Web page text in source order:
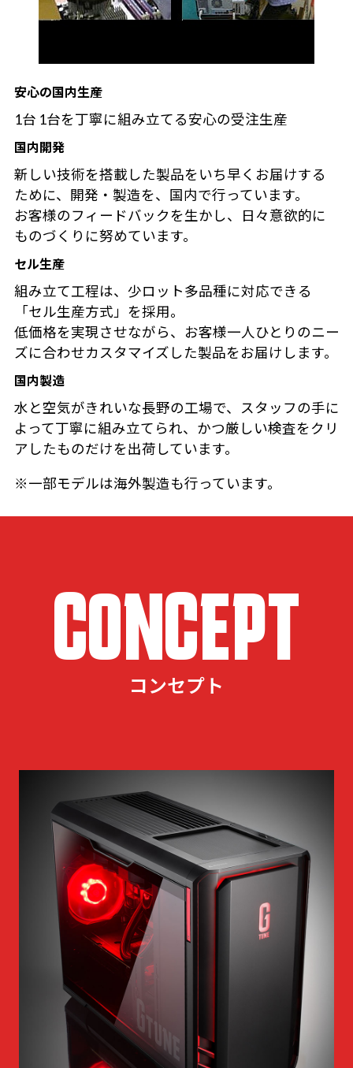
安心の国内生産
1台 1台を丁寧に組み立てる安心の受注生産
国内開発
新しい技術を搭載した製品をいち早くお届けする
ために、開発・製造を、国内で行っています。
お客様のフィードバックを生かし、日々意欲的に
ものづくりに努めています。
セル生産
組み立て工程は、少ロット多品種に対応できる
「セル生産方式」を採用。
低価格を実現させながら、お客様一人ひとりのニー
ズに合わせカスタマイズした製品をお届けします。
国内製造
水と空気がきれいな長野の工場で、スタッフの手に
よって丁寧に組み立てられ、かつ厳しい検査をクリ
アしたものだけを出荷しています。
※一部モデルは海外製造も行っています。
CONCEPT
コンセプト